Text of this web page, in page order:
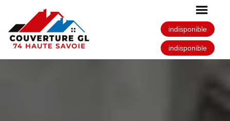
indisponible
indisponible